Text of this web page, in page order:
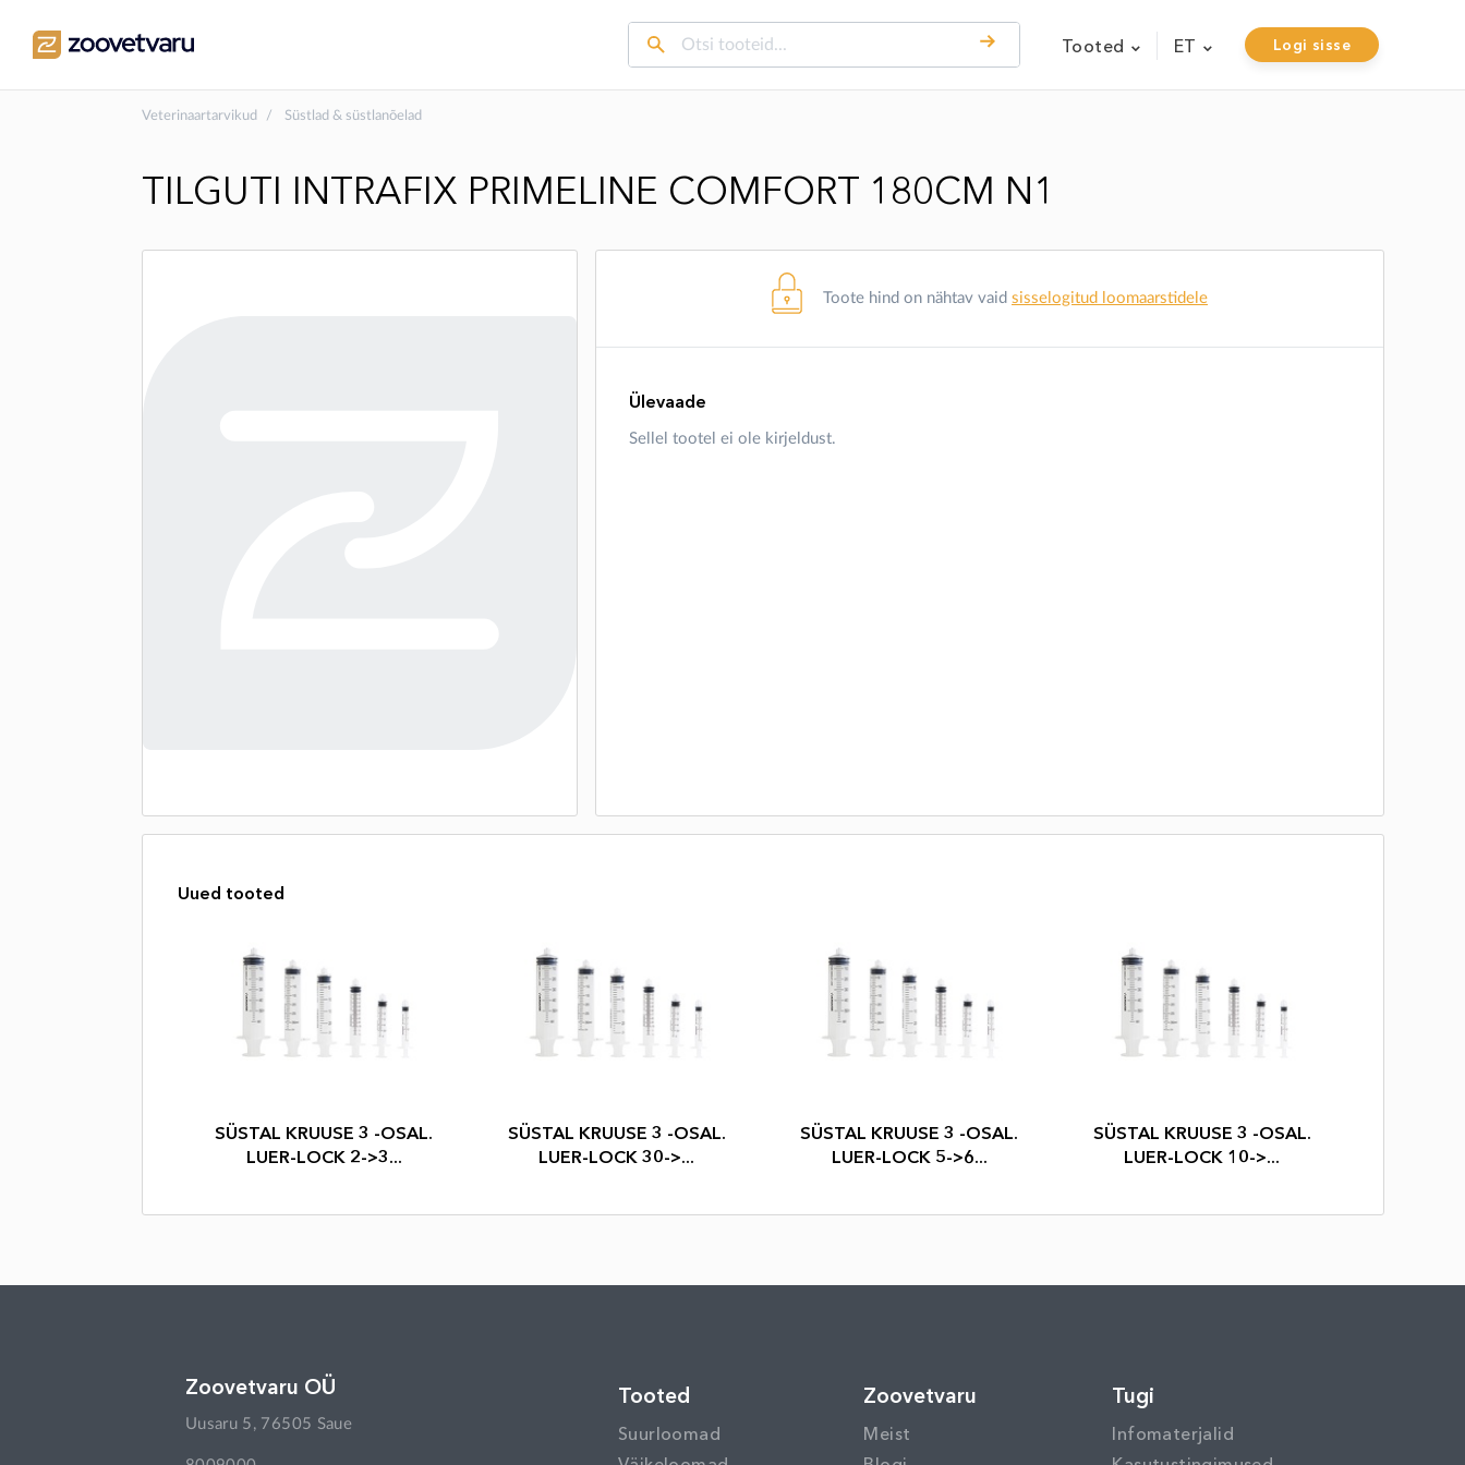
Tooted ET Logi sisse
Veterinaartarvikud Süstlad & süstlanõelad
TILGUTI INTRAFIX PRIMELINE COMFORT 180CM N1
Toote hind on nähtav vaid sisselogitud loomaarstidele
Ülevaade
Sellel tootel ei ole kirjeldust.
Uued tooted
SÜSTAL KRUUSE 3 -OSAL.
LUER-LOCK 2->3...
SÜSTAL KRUUSE 3 -OSAL.
LUER-LOCK 30->...
SÜSTAL KRUUSE 3 -OSAL.
LUER-LOCK 5->6...
SÜSTAL KRUUSE 3 -OSAL.
LUER-LOCK 10->...
Zoovetvaru OÜ
Uusaru 5, 76505 Saue
Tooted
Suurloomad
Zoovetvaru
Meist
Tugi
Infomaterjalid